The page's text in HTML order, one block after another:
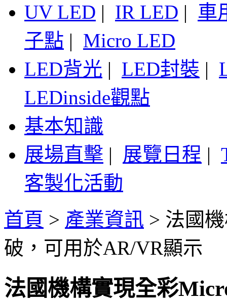
UV LED | IR LED | 車
子點 | Micro LED
LED背光 | LED封裝 |
LEDinside觀點
基本知識
展場直擊 | 展覽日程 |
客製化活動
首頁 > 產業資訊 > 法國
破，可用於AR/VR顯示
法國機構實現全彩